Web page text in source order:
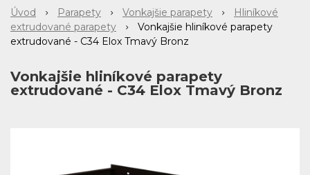
Úvod Parapety Vonkajšie parapety
Hliníkové
extrudované parapety
Vonkajšie hliníkové parapety
extrudované - C34 Elox Tmavý Bronz
Vonkajšie hliníkové parapety
extrudované - C34 Elox Tmavý Bronz